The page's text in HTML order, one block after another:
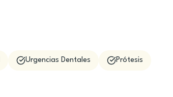
Urgencias Dentales Prótesis